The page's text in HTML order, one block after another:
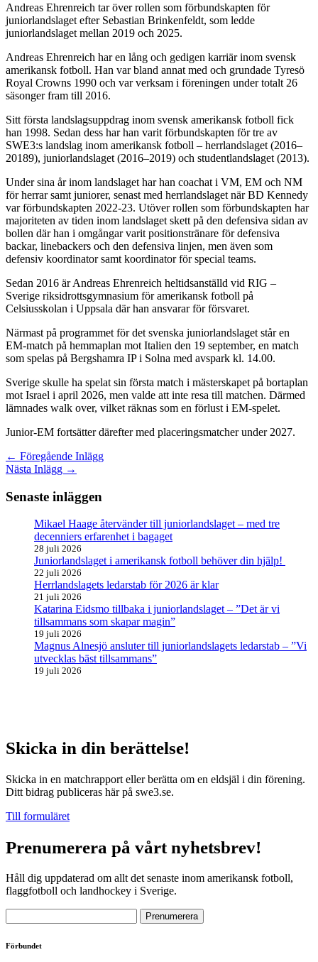
Andreas Ehrenreich tar över rollen som förbundskapten för
juniorlandslaget efter Sebastian Brinkenfeldt, som ledde
juniorlandslaget mellan 2019 och 2025.
Andreas Ehrenreich har en lång och gedigen karriär inom svensk
amerikansk fotboll. Han var bland annat med och grundade Tyresö
Royal Crowns 1990 och var verksam i föreningen under totalt 26
säsonger fram till 2016.
Sitt första landslagsuppdrag inom svensk amerikansk fotboll fick
han 1998. Sedan dess har han varit förbundskapten för tre av
SWE3:s landslag inom amerikansk fotboll – herrlandslaget (2016–
20189), juniorlandslaget (2016–2019) och studentlandslaget (2013).
Under sina år inom landslaget har han coachat i VM, EM och NM
för herrar samt juniorer, senast med herrlandslaget när BD Kennedy
var förbundskapten 2022-23. Utöver rollen som förbundskapten har
majoriteten av tiden inom landslaget skett på den defensiva sidan av
bollen där han i omgångar varit positionstränare för defensiva
backar, linebackers och den defensiva linjen, men även som
defensiv koordinator samt koordinator för special teams.
Sedan 2016 är Andreas Ehrenreich heltidsanställd vid RIG –
Sverige riksidrottsgymnasium för amerikansk fotboll på
Celsiusskolan i Uppsala där han ansvarar för försvaret.
Närmast på programmet för det svenska juniorlandslaget står en
EM-match på hemmaplan mot Italien den 19 september, en match
som spelas på Bergshamra IP i Solna med avspark kl. 14.00.
Sverige skulle ha spelat sin första match i mästerskapet på bortaplan
mot Israel i april 2026, men valde att inte resa till matchen. Därmed
lämnades walk over, vilket räknas som en förlust i EM-spelet.
Junior-EM fortsätter därefter med placeringsmatcher under 2027.
← Föregående Inlägg
Nästa Inlägg →
Senaste inläggen
Mikael Haage återvänder till juniorlandslaget – med tre
decenniers erfarenhet i bagaget
28 juli 2026
Juniorlandslaget i amerikansk fotboll behöver din hjälp!
22 juli 2026
Herrlandslagets ledarstab för 2026 är klar
21 juli 2026
Katarina Eidsmo tillbaka i juniorlandslaget – ”Det är vi
tillsammans som skapar magin”
19 juli 2026
Magnus Alnesjö ansluter till juniorlandslagets ledarstab – ”Vi
utvecklas bäst tillsammans”
19 juli 2026
Skicka in din berättelse!
Skicka in en matchrapport eller berätta om en eldsjäl i din förening.
Ditt bidrag publiceras här på swe3.se.
Till formuläret
Prenumerera på vårt nyhetsbrev!
Håll dig uppdaterad om allt det senaste inom amerikansk fotboll,
flaggfotboll och landhockey i Sverige.
Förbundet